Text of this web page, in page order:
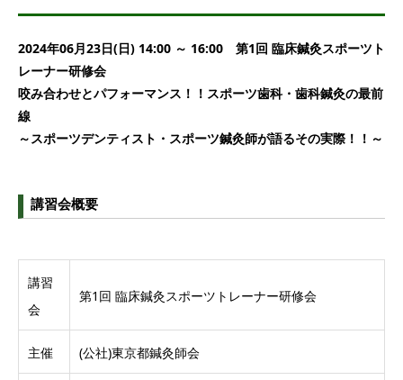
2024年06月23日(日) 14:00 ～ 16:00 第1回 臨床鍼灸スポーツト
レーナー研修会
咬み合わせとパフォーマンス！！スポーツ歯科・歯科鍼灸の最前
線
～スポーツデンティスト・スポーツ鍼灸師が語るその実際！！～
講習会概要
講習
会
第1回 臨床鍼灸スポーツトレーナー研修会
主催 (公社)東京都鍼灸師会